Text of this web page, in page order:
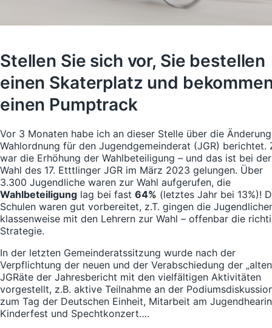
Stellen Sie sich vor, Sie bestellen
einen Skaterplatz und
einen Pumptrack
Vor 3 Monaten habe ich an dieser Stelle über die
Wahlordnung für den Jugendgemeinderat (JGR) berichtet.
war die Erhöhung der Wahlbeteiligung – und das ist bei der
Wahl des 17. Etttlinger JGR im März 2023 gelungen. Über
3.300 Jugendliche waren zur Wahl aufgerufen, die
Wahlbeteiligung lag bei fast 64% (letztes Jahr bei 13%)!
Schulen waren gut vorbereitet, z.T. gingen die
klassenweise mit den Lehrern zur Wahl – offenbar die
Strategie.
In der letzten Gemeinderatssitzung wurde nach der
Verpflichtung der neuen und der Verabschiedung der
JGRäte der Jahresbericht mit den vielfältigen Aktivitäten
vorgestellt, z.B. aktive Teilnahme an der
zum Tag der Deutschen Einheit, Mitarbeit am
Kinderfest und Spechtkonzert….